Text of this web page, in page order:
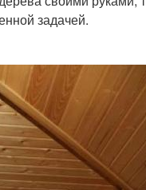
задачей.